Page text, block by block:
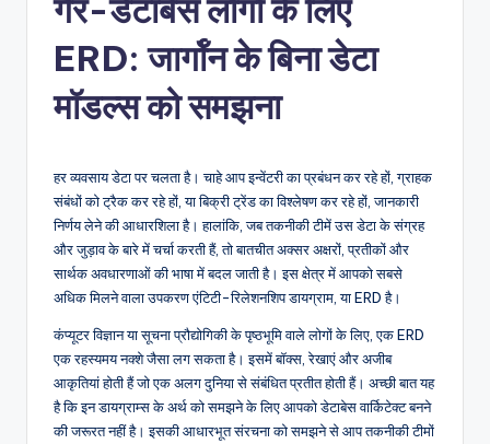
-
A
S
o
गैर-डेटाबेस लोगों के लिए
ERD: जार्गॉन के बिना डेटा
मॉडल्स को समझना
हर व्यवसाय डेटा पर चलता है। चाहे आप इन्वेंटरी का प्रबंधन कर रहे हों, ग्राहक
संबंधों को ट्रैक कर रहे हों, या बिक्री ट्रेंड का विश्लेषण कर रहे हों, जानकारी
निर्णय लेने की आधारशिला है। हालांकि, जब तकनीकी टीमें उस डेटा के संग्रह
और जुड़ाव के बारे में चर्चा करती हैं, तो बातचीत अक्सर अक्षरों, प्रतीकों और
सार्थक अवधारणाओं की भाषा में बदल जाती है। इस क्षेत्र में आपको सबसे
अधिक मिलने वाला उपकरण एंटिटी-रिलेशनशिप डायग्राम, या ERD है।
कंप्यूटर विज्ञान या सूचना प्रौद्योगिकी के पृष्ठभूमि वाले लोगों के लिए, एक ERD
एक रहस्यमय नक्शे जैसा लग सकता है। इसमें बॉक्स, रेखाएं और अजीब
आकृतियां होती हैं जो एक अलग दुनिया से संबंधित प्रतीत होती हैं। अच्छी बात यह
है कि इन डायग्राम्स के अर्थ को समझने के लिए आपको डेटाबेस वार्किटेक्ट बनने
की जरूरत नहीं है। इसकी आधारभूत संरचना को समझने से आप तकनीकी टीमों